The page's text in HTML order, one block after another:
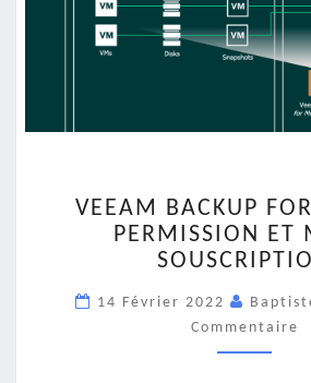
BACKUP
FOR
AZURE
ET
MULTI
VEEAM BACKUP
PERMISSION ET
14 Février 2022
Commentaire